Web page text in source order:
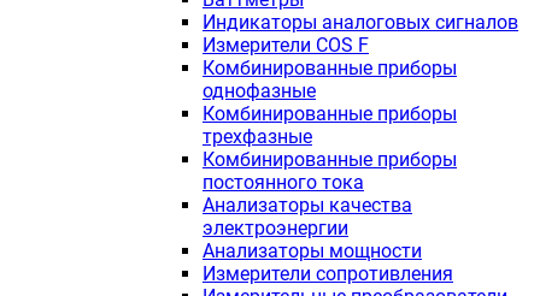
Индикаторы аналоговых сигналов
Измерители COS F
Комбинированные приборы
однофазные
Комбинированные приборы
трехфазные
Комбинированные приборы
постоянного тока
Анализаторы качества
электроэнергии
Анализаторы мощности
Измерители сопротивления